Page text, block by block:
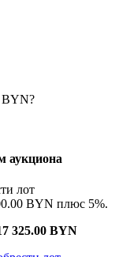
BYN?
аукциона
лот
BYN плюс 5%.
325.00 BYN